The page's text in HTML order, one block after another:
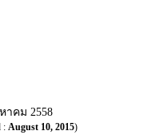
าคม 2558
: August 10, 2015)